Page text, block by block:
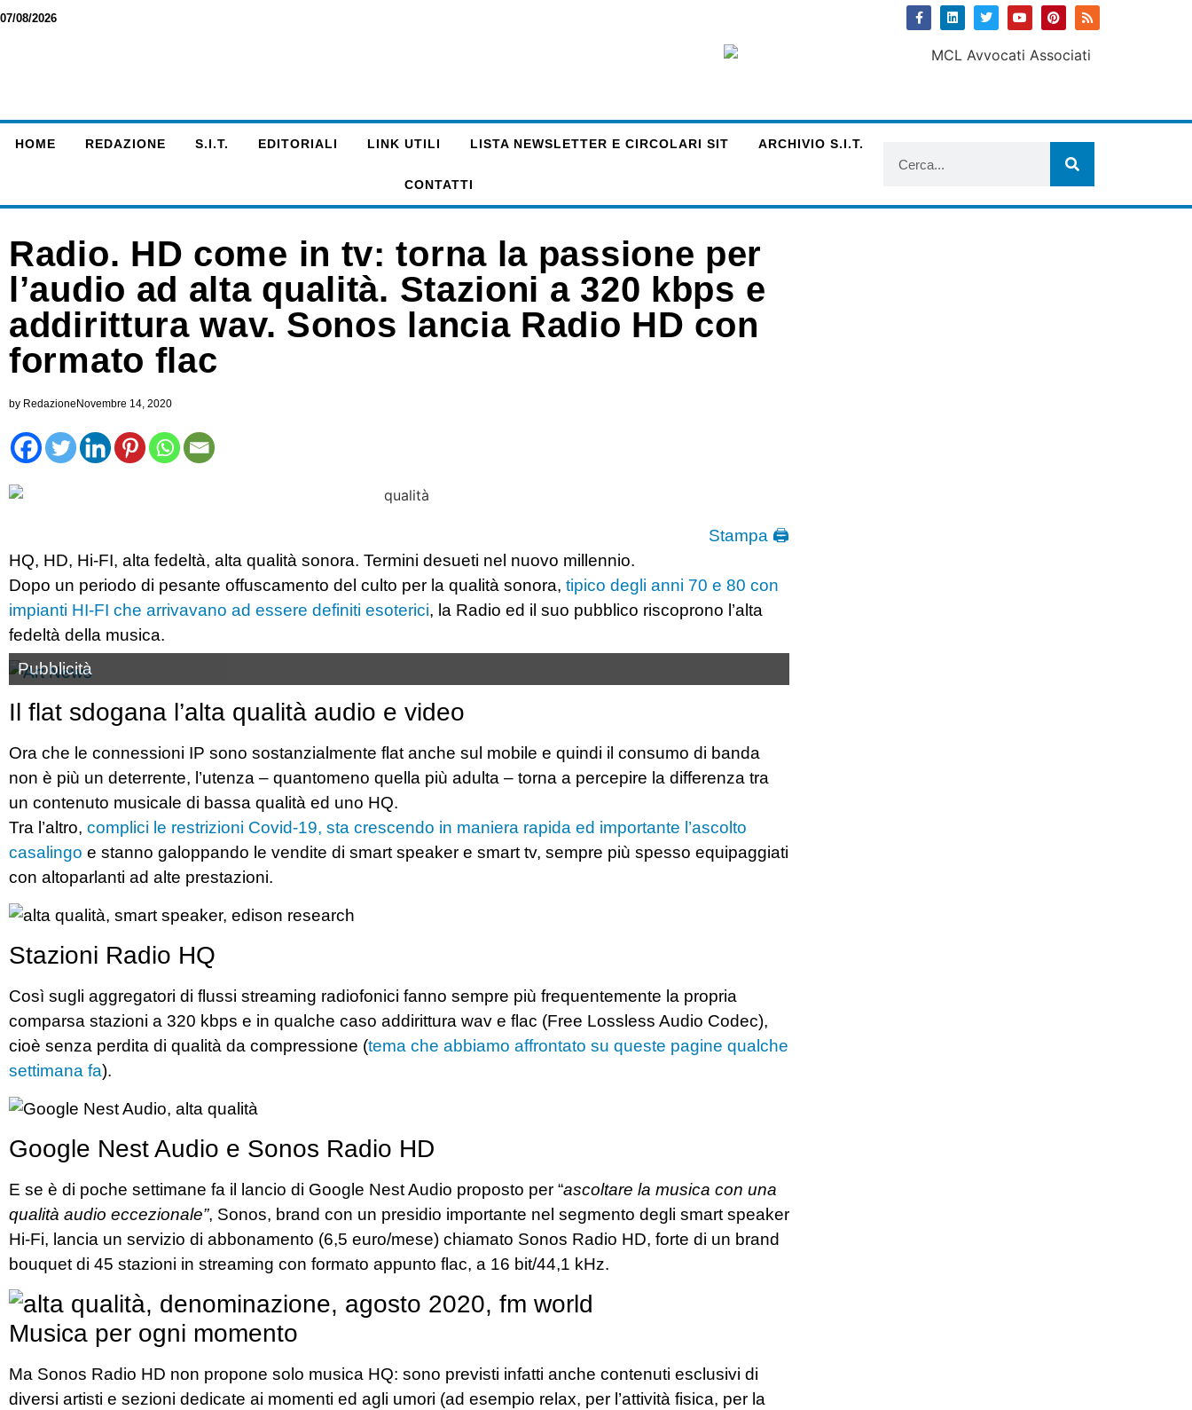
07/08/2026
HOME REDAZIONE S.I.T. EDITORIALI LINK UTILI LISTA NEWSLETTER E CIRCOLARI SIT ARCHIVIO S.I.T.
CONTATTI
Radio. HD come in tv: torna la passione per
l’audio ad alta qualità. Stazioni a 320 kbps e
addirittura wav. Sonos lancia Radio HD con
formato flac
by Redazione Novembre 14, 2020
Stampa 🖨
HQ, HD, Hi-FI, alta fedeltà, alta qualità sonora. Termini desueti nel nuovo millennio.
Dopo un periodo di pesante offuscamento del culto per la qualità sonora, tipico degli anni 70 e 80 con
impianti HI-FI che arrivavano ad essere definiti esoterici, la Radio ed il suo pubblico riscoprono l’alta
fedeltà della musica.
Pubblicità
Il flat sdogana l’alta qualità audio e video
Ora che le connessioni IP sono sostanzialmente flat anche sul mobile e quindi il consumo di banda
non è più un deterrente, l’utenza – quantomeno quella più adulta – torna a percepire la differenza tra
un contenuto musicale di bassa qualità ed uno HQ.
Tra l’altro, complici le restrizioni Covid-19, sta crescendo in maniera rapida ed importante l’ascolto
casalingo e stanno galoppando le vendite di smart speaker e smart tv, sempre più spesso equipaggiati
con altoparlanti ad alte prestazioni.
Stazioni Radio HQ
Così sugli aggregatori di flussi streaming radiofonici fanno sempre più frequentemente la propria
comparsa stazioni a 320 kbps e in qualche caso addirittura wav e flac (Free Lossless Audio Codec),
cioè senza perdita di qualità da compressione (tema che abbiamo affrontato su queste pagine qualche
settimana fa).
Google Nest Audio e Sonos Radio HD
E se è di poche settimane fa il lancio di Google Nest Audio proposto per “ascoltare la musica con una
qualità audio eccezionale”, Sonos, brand con un presidio importante nel segmento degli smart speaker
Hi-Fi, lancia un servizio di abbonamento (6,5 euro/mese) chiamato Sonos Radio HD, forte di un brand
bouquet di 45 stazioni in streaming con formato appunto flac, a 16 bit/44,1 kHz.
Musica per ogni momento
Ma Sonos Radio HD non propone solo musica HQ: sono previsti infatti anche contenuti esclusivi di
diversi artisti e sezioni dedicate ai momenti ed agli umori (ad esempio relax, per l’attività fisica, per la